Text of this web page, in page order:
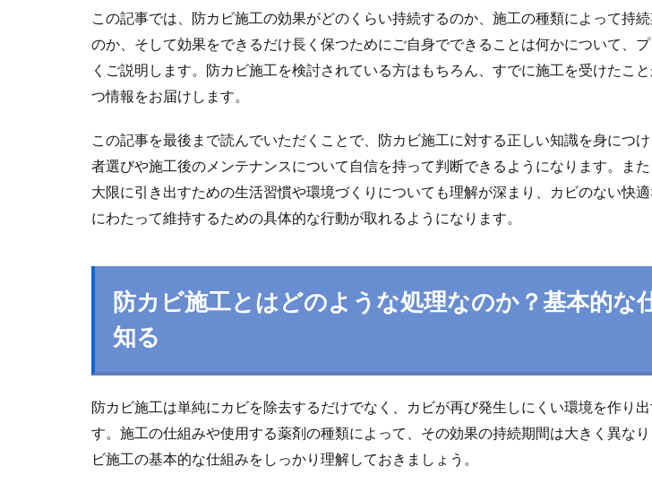
この記事では、防カビ施工の効果がどのくらい持続するのか、施工の種類によって持
のか、そして効果をできるだけ長く保つためにご自身でできることは何かについて、
くご説明します。防カビ施工を検討されている方はもちろん、すでに施工を受けたこ
つ情報をお届けします。
この記事を最後まで読んでいただくことで、防カビ施工に対する正しい知識を身につ
者選びや施工後のメンテナンスについて自信を持って判断できるようになります。ま
大限に引き出すための生活習慣や環境づくりについても理解が深まり、カビのない快
にわたって維持するための具体的な行動が取れるようになります。
防カビ施工とはどのような処理なのか？基本的な
知る
防カビ施工は単純にカビを除去するだけでなく、カビが再び発生しにくい環境を作り
す。施工の仕組みや使用する薬剤の種類によって、その効果の持続期間は大きく異な
ビ施工の基本的な仕組みをしっかり理解しておきましょう。